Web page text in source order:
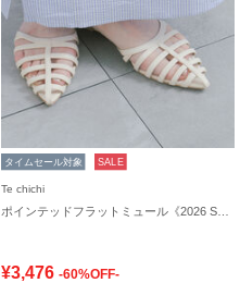
タイムセール対象 SALE
Te chichi
¥3,476 -60%OFF-